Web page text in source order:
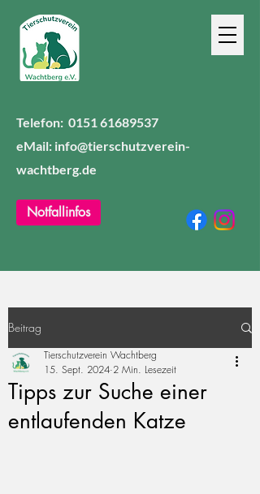
Telefon: 0151 61689537
eMail: info@tierschutzverein-
wachtberg.de
Notfallinfos
Beitrag
Tipps zur Suche einer
entlaufenden Katze
Tierschutzverein Wachtberg
15. Sept. 2024 2 Min. Lesezeit